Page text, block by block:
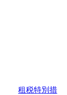
租税特別措